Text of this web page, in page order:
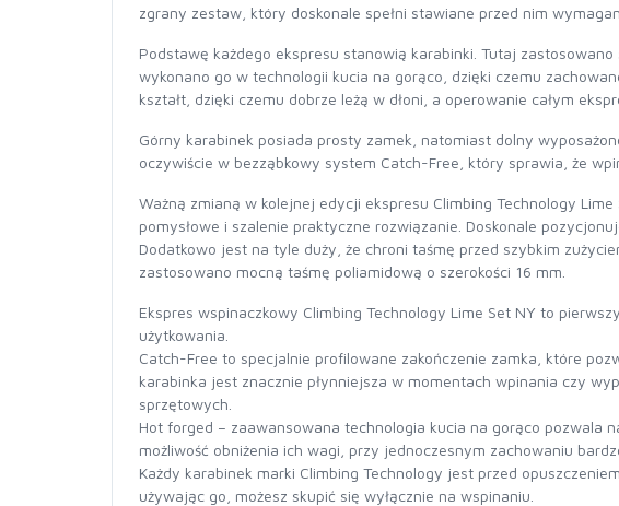
zgrany zestaw, który doskonale spełni stawiane przed nim
Podstawę każdego ekspresu stanowią karabinki. Tutaj
wykonano go w technologii kucia na gorąco, dzięki czemu
kształt, dzięki czemu dobrze leżą w dłoni, a operowanie całym
Górny karabinek posiada prosty zamek, natomiast dolny
oczywiście w bezząbkowy system Catch-Free, który sprawia, że
Ważną zmianą w kolejnej edycji ekspresu Climbing Technology
pomysłowe i szalenie praktyczne rozwiązanie. Doskonale
Dodatkowo jest na tyle duży, że chroni taśmę przed szybkim
zastosowano mocną taśmę poliamidową o szerokości 16 mm.
Ekspres wspinaczkowy Climbing Technology Lime Set NY to
użytkowania.
Catch-Free to specjalnie profilowane zakończenie zamka, które
karabinka jest znacznie płynniejsza w momentach wpinania czy
sprzętowych.
Hot forged – zaawansowana technologia kucia na gorąco pozwala
możliwość obniżenia ich wagi, przy jednoczesnym zachowaniu
Każdy karabinek marki Climbing Technology jest przed
używając go, możesz skupić się wyłącznie na wspinaniu.